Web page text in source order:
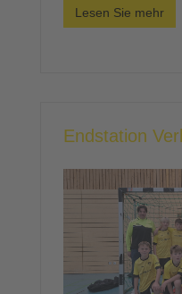
Lesen Sie mehr
Endstation